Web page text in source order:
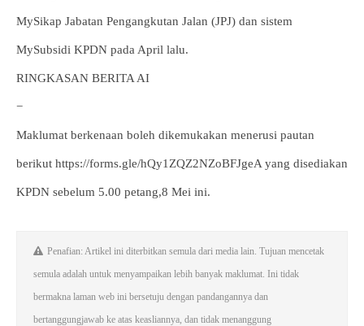
MySikap Jabatan Pengangkutan Jalan (JPJ) dan sistem
MySubsidi KPDN pada April lalu.
RINGKASAN BERITA AI
−
Maklumat berkenaan boleh dikemukakan menerusi pautan
berikut https://forms.gle/hQy1ZQZ2NZoBFJgeA yang disediakan
KPDN sebelum 5.00 petang,8 Mei ini.
Penafian: Artikel ini diterbitkan semula dari media lain. Tujuan mencetak
semula adalah untuk menyampaikan lebih banyak maklumat. Ini tidak
bermakna laman web ini bersetuju dengan pandangannya dan
bertanggungjawab ke atas keasliannya, dan tidak menanggung